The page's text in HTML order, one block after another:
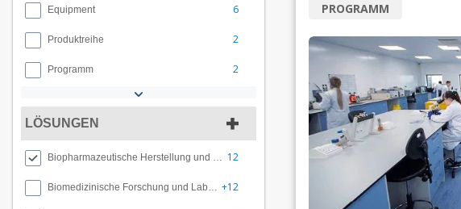
Equipment 6
Produktreihe 2
Programm 2
LÖSUNGEN
Biopharmazeutische Herstellung und Zusammensetzung 12
Biomedizinische Forschung und Labordekontamination +12
PROGRAMM